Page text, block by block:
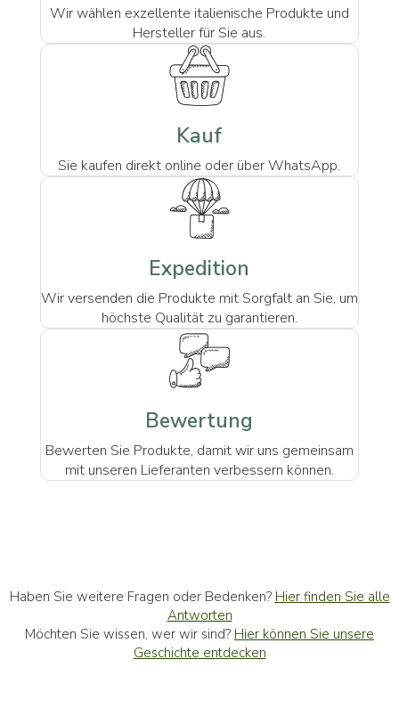
Wir wählen exzellente italienische Produkte und
Hersteller für Sie aus.
Kauf
Sie kaufen direkt online oder über WhatsApp.
Expedition
Wir versenden die Produkte mit Sorgfalt an Sie, um
höchste Qualität zu garantieren.
Bewertung
Bewerten Sie Produkte, damit wir uns gemeinsam
mit unseren Lieferanten verbessern können.
Haben Sie weitere Fragen oder Bedenken? Hier finden Sie alle
Antworten
Möchten Sie wissen, wer wir sind? Hier können Sie unsere
Geschichte entdecken